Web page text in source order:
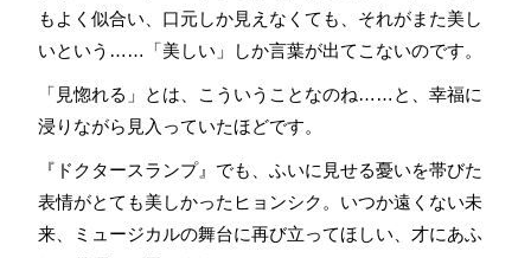
もよく似合い、口元しか見えなくても、それがまた美し
いという……「美しい」しか言葉が出てこないのです。
「見惚れる」とは、こういうことなのね……と、幸福に
浸りながら見入っていたほどです。
『ドクタースランプ』でも、ふいに見せる憂いを帯びた
表情がとても美しかったヒョンシク。いつか遠くない未
来、ミュージカルの舞台に再び立ってほしい、才にあふ